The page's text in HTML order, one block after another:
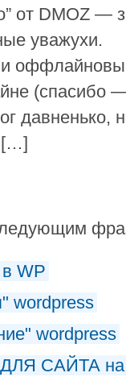
от DMOZ —
уважухи.
и
(спасибо
давненько,
[…]
WP
wordpress
wordpress
САЙТА на